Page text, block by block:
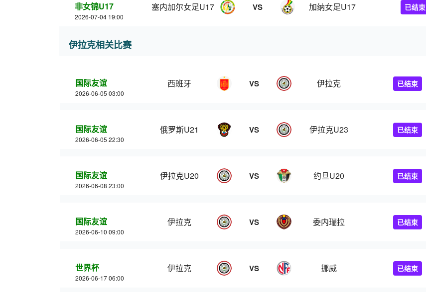
非女锦U17
2026-07-04 19:00
塞内加尔女足U17 VS 加纳女足U17 已结束
伊拉克相关比赛
国际友谊
2026-06-05 03:00
西班牙 VS 伊拉克 已结束
国际友谊
2026-06-05 22:30
俄罗斯U21 VS 伊拉克U23 已结束
国际友谊
2026-06-08 23:00
伊拉克U20 VS 约旦U20 已结束
国际友谊
2026-06-10 09:00
伊拉克 VS 委内瑞拉 已结束
世界杯
2026-06-17 06:00
伊拉克 VS 挪威 已结束